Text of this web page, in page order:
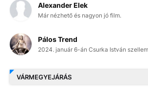
Alexander Elek
Már nézhető és nagyon jó film.
Pálos Trend
2024. január 6-án Csurka István
VÁRMEGYEJÁRÁS